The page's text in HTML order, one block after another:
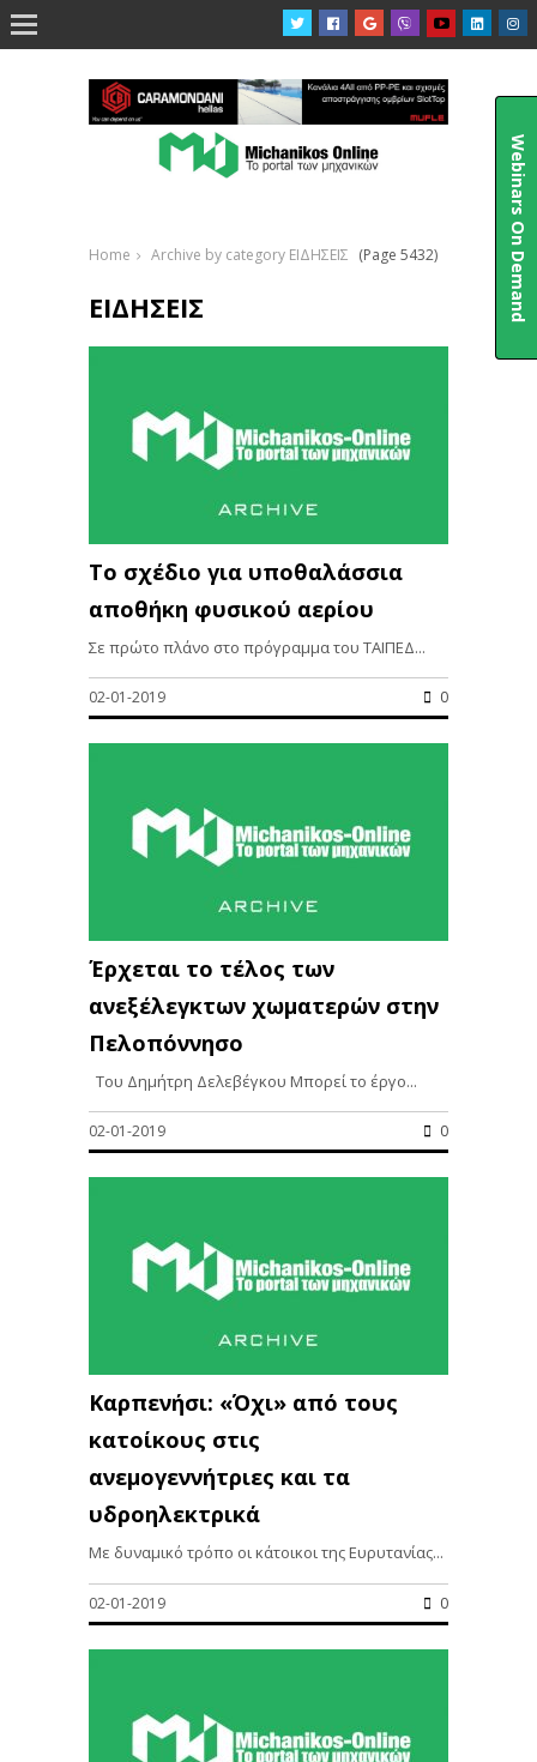

Home Archive by category ΕΙΔΗΣΕΙΣ (Page 5432)
ΕΙΔΗΣΕΙΣ
Το σχέδιο για υποθαλάσσια
αποθήκη φυσικού αερίου
Σε πρώτο πλάνο στο πρόγραμμα του ΤΑΙΠΕΔ...
02-01-2019 0
Έρχεται το τέλος των
ανεξέλεγκτων χωματερών στην
Πελοπόννησο
Του Δημήτρη Δελεβέγκου Μπορεί το έργο...
02-01-2019 0
Καρπενήσι: «Όχι» από τους
κατοίκους στις
ανεμογεννήτριες και τα
υδροηλεκτρικά
Με δυναμικό τρόπο οι κάτοικοι της Ευρυτανίας...
02-01-2019 0
Webinars On Demand